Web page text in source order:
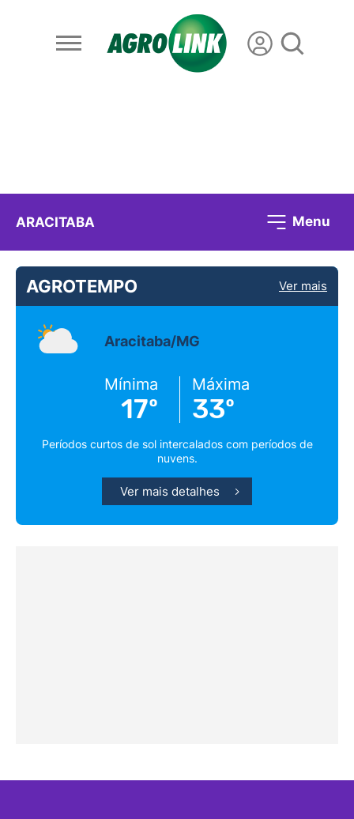
ARACITABA Menu
AGROTEMPO Ver mais
Aracitaba/MG
Mínima
17º
Máxima
33º
Períodos curtos de sol intercalados com períodos de
nuvens.
Ver mais detalhes